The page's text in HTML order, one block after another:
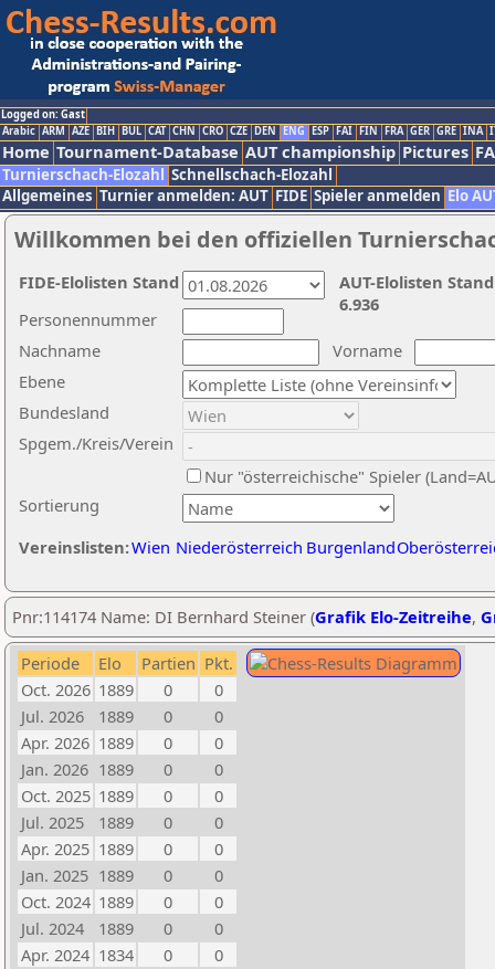
Logged on: Gast
Arabic ARM AZE BIH BUL CAT CHN CRO CZE DEN ENG ESP FAI FIN FRA GER GRE INA
Home Tournament-Database AUT championship Pictures
Turnierschach-Elozahl Schnellschach-Elozahl
Allgemeines Turnier anmelden: AUT FIDE Spieler anmelden Elo
Willkommen bei den offiziellen
Nachname
Vorname
Ebene
Sortierung
Personennummer
Bundesland
Spgem./Kreis/Verein
Nur "österreichische" Spieler
Vereinslisten:Wien Niederösterreich Burgenland
AUT-Elolisten
6.936
FIDE-Elolisten Stand
Pnr:114174 Name: DI Bernhard Steiner (Grafik Elo-Zeitreihe,
Periode Elo Partien Pkt.
Oct. 2026 1889 0
0
Jul. 2026
1889 0
0
Apr. 2026 1889 0
0
Jan. 2026 1889 0
0
Oct. 2025 1889 0
0
Jul. 2025
1889 0
0
Apr. 2025 1889 0
0
Jan. 2025 1889 0
0
Oct. 2024 1889 0
0
Jul. 2024
1889 0
0
Apr. 2024 1834 0
0